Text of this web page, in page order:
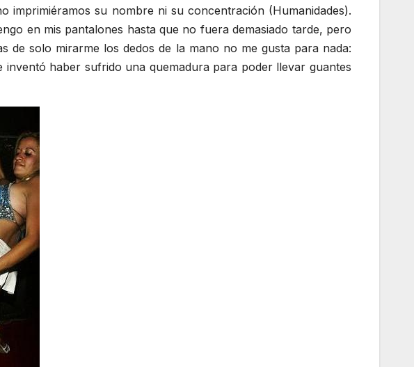
imprimiéramos su nombre ni su concentración (Humanidades).
en mis pantalones hasta que no fuera demasiado tarde, pero
de solo mirarme los dedos de la mano no me gusta para nada:
haber sufrido una quemadura para poder llevar guantes